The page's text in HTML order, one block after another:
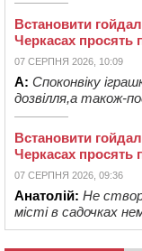
Встановити
Черкасах просять
07 СЕРПНЯ 2026, 10:09
А: Споконвіку
дозвілля,а також-
Встановити
Черкасах просять
07 СЕРПНЯ 2026, 09:36
Анатолій: Не
місті в садочках